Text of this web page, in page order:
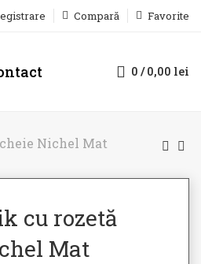
Compară Favorite
0 / 0,00 lei
Nichel Mat
cu rozetă
Mat